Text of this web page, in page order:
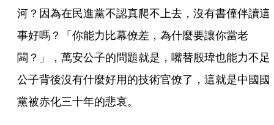
河？因為在民進黨不認真爬不上去，沒有書僮伴讀這
事好嗎？「你能力比幕僚差，為什麼要讓你當老
闆？」，萬安公子的問題就是，嘴替殷瑋也能力不足
公子背後沒有什麼好用的技術官僚了，這就是中國國
黨被赤化三十年的悲哀。